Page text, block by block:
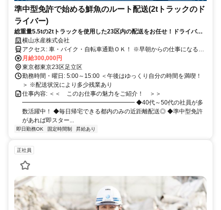
準中型免許で始める鮮魚のルート配送(2tトラックのド
ライバー)
総重量5.5tの2tトラックを使用した23区内の配送をお任せ！ドライバー
経験者の40代～50代が多数活躍中！1日10～15件なので無理なく働けま
す◎
横山水産株式会社
アクセス: 車・バイク・自転車通勤ＯＫ！ ※早朝からの仕事になるた
め、 車・バイク・自転車で 通勤しているスタッフが多いです。 京成
線：千住大橋駅より徒歩2分 各線：北千住駅より徒歩13分 (日比谷線/
千代田線/つくばエクスプレス 東武スカイツリーライン/ＪＲ常磐線)
月給300,000円
東京都東京23区足立区
勤務時間・曜日: 5:00～15:00 ＜午後はゆっくり自分の時間を満喫！
＞ ※配送状況により多少残業あり
仕事内容: ＜＜ このお仕事の魅力をご紹介！ ＞＞
━━━━━━━━━━━━━━━━━━━ ◆40代～50代の社員が多
数活躍中！ ◆毎日帰宅できる都内のみの近距離配送◎ ◆準中型免許
があれば即スター...
即日勤務OK 固定時間制 昇給あり
正社員